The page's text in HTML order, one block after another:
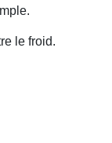
le froid.